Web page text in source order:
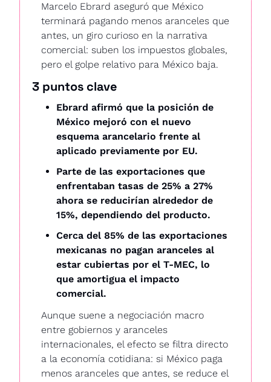
Marcelo Ebrard aseguró que México
terminará pagando menos aranceles que
antes, un giro curioso en la narrativa
comercial: suben los impuestos globales,
pero el golpe relativo para México baja.
3 puntos clave
Ebrard afirmó que la posición de
México mejoró con el nuevo
esquema arancelario frente al
aplicado previamente por EU.
Parte de las exportaciones que
enfrentaban tasas de 25% a 27%
ahora se reducirían alrededor de
15%, dependiendo del producto.
Cerca del 85% de las exportaciones
mexicanas no pagan aranceles al
estar cubiertas por el T-MEC, lo
que amortigua el impacto
comercial.
Aunque suene a negociación macro
entre gobiernos y aranceles
internacionales, el efecto se filtra directo
a la economía cotidiana: si México paga
menos aranceles que antes, se reduce el